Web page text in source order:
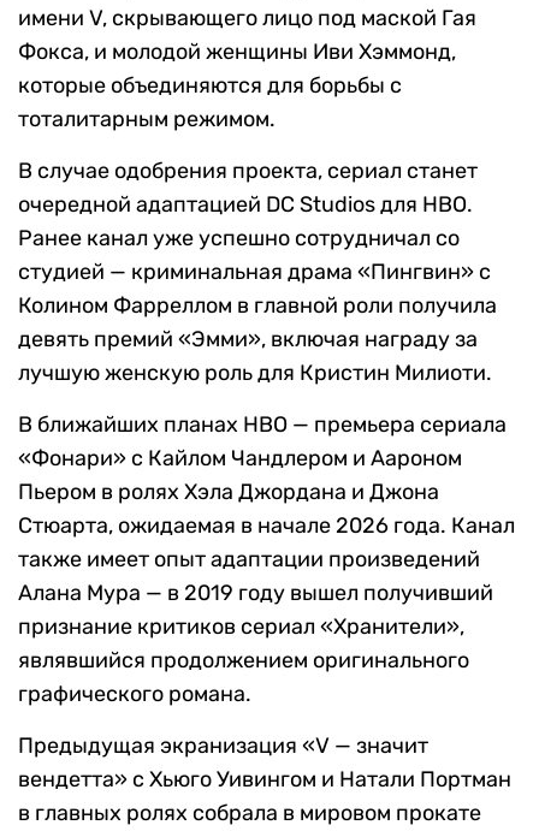
имени V, скрывающего лицо под маской Гая
Фокса, и молодой женщины Иви Хэммонд,
которые объединяются для борьбы с
тоталитарным режимом.
В случае одобрения проекта, сериал станет
очередной адаптацией DC Studios для HBO.
Ранее канал уже успешно сотрудничал со
студией — криминальная драма «Пингвин» с
Колином Фарреллом в главной роли получила
девять премий «Эмми», включая награду за
лучшую женскую роль для Кристин Милиоти.
В ближайших планах HBO — премьера сериала
«Фонари» с Кайлом Чандлером и Аароном
Пьером в ролях Хэла Джордана и Джона
Стюарта, ожидаемая в начале 2026 года. Канал
также имеет опыт адаптации произведений
Алана Мура — в 2019 году вышел получивший
признание критиков сериал «Хранители»,
являвшийся продолжением оригинального
графического романа.
Предыдущая экранизация «V — значит
вендетта» с Хьюго Уивингом и Натали Портман
в главных ролях собрала в мировом прокате